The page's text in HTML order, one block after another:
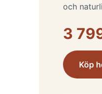
och
3
Köp